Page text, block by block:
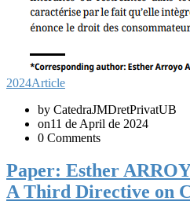
2024Article
by CatedraJMDretPrivatUB
on11 de April de 2024
0 Comments
Paper: Esther
A Third Directive on